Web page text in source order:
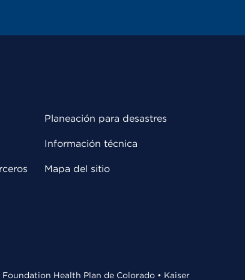
Planeación para desastres
Información técnica
Mapa del sitio
Health Plan de Colorado • Kaiser